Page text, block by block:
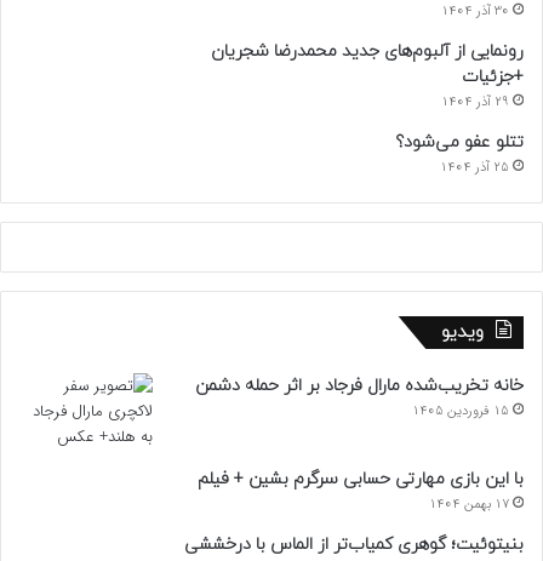
30 آذر 1404
رونمایی از آلبوم‌های جدید محمدرضا شجریان
+جزئیات
29 آذر 1404
تتلو عفو می‌شود؟
25 آذر 1404
ویدیو
خانه تخریب‌شده مارال فرجاد بر اثر حمله دشمن
15 فروردین 1405
با این بازی مهارتی حسابی سرگرم بشین + فیلم
17 بهمن 1404
بنیتوئیت؛ گوهری کمیاب‌تر از الماس با درخششی